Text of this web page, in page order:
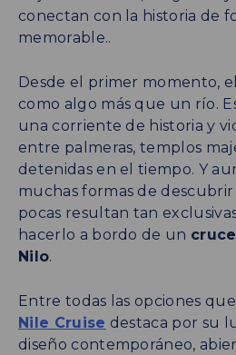
conectan con la historia de
memorable..
Desde el primer momento, el
como algo más que un río.
una corriente de historia y
entre palmeras, templos
detenidas en el tiempo. Y
muchas formas de
pocas resultan tan
hacerlo a bordo de un
Nilo.
Entre todas las opciones que
Nile Cruise destaca por su
diseño contemporáneo,